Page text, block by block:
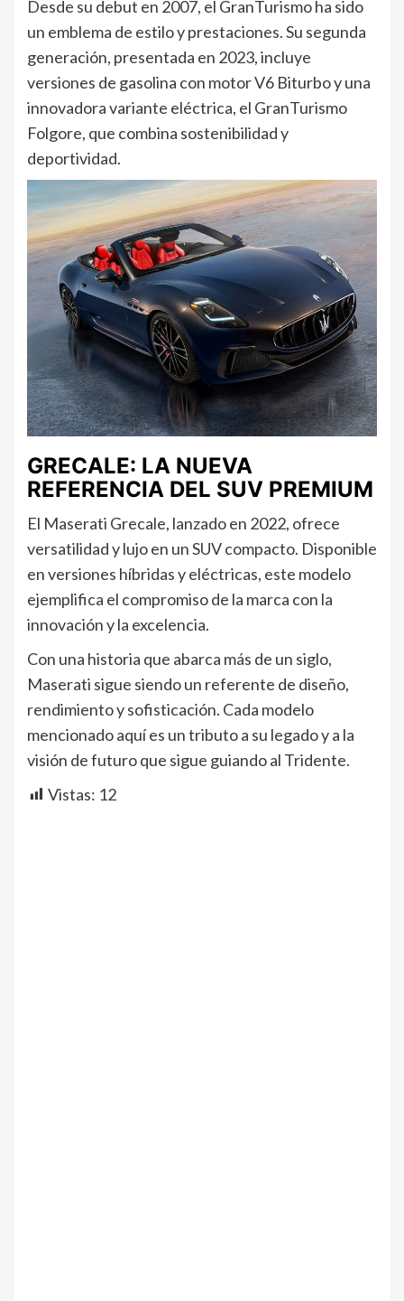
Desde su debut en 2007, el GranTurismo ha sido
un emblema de estilo y prestaciones. Su segunda
generación, presentada en 2023, incluye
versiones de gasolina con motor V6 Biturbo y una
innovadora variante eléctrica, el GranTurismo
Folgore, que combina sostenibilidad y
deportividad.
GRECALE: LA NUEVA
REFERENCIA DEL SUV PREMIUM
El Maserati Grecale, lanzado en 2022, ofrece
versatilidad y lujo en un SUV compacto. Disponible
en versiones híbridas y eléctricas, este modelo
ejemplifica el compromiso de la marca con la
innovación y la excelencia.
Con una historia que abarca más de un siglo,
Maserati sigue siendo un referente de diseño,
rendimiento y sofisticación. Cada modelo
mencionado aquí es un tributo a su legado y a la
visión de futuro que sigue guiando al Tridente.
Vistas: 12